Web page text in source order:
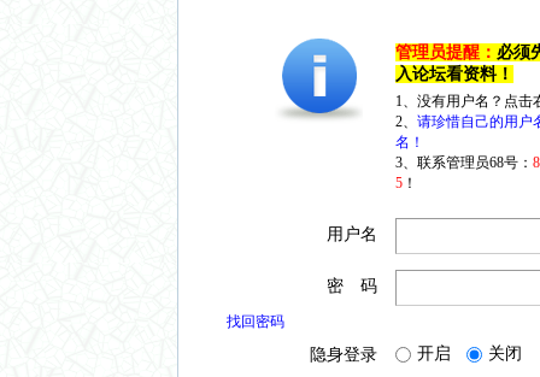
管理员提醒： 必须
入论坛看资料！
1、没有用户名？点
2、 请珍惜自己的用户
名！
3、联系管理员68号：
5 ！
用户名
密 码
找回密码
隐身登录 开启 关闭